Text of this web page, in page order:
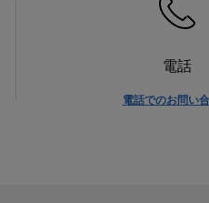
電話
電話でのお問い